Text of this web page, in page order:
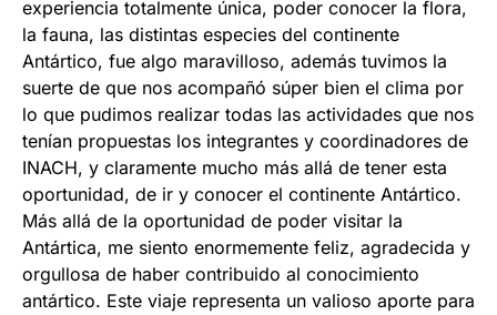
experiencia totalmente única, poder conocer la flora,
la fauna, las distintas especies del continente
Antártico, fue algo maravilloso, además tuvimos la
suerte de que nos acompañó súper bien el clima por
lo que pudimos realizar todas las actividades que nos
tenían propuestas los integrantes y coordinadores de
INACH, y claramente mucho más allá de tener esta
oportunidad, de ir y conocer el continente Antártico.
Más allá de la oportunidad de poder visitar la
Antártica, me siento enormemente feliz, agradecida y
orgullosa de haber contribuido al conocimiento
antártico. Este viaje representa un valioso aporte para